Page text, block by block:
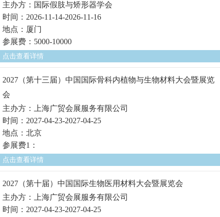
主办方：国际假肢与矫形器学会
时间：2026-11-14-2026-11-16
地点：厦门
参展费：5000-10000
点击查看详情
2027（第十三届）中国国际骨科内植物与生物材料大会暨展览
会
主办方：上海广贸会展服务有限公司
时间：2027-04-23-2027-04-25
地点：北京
参展费1：
点击查看详情
2027（第十届）中国国际生物医用材料大会暨展览会
主办方：上海广贸会展服务有限公司
时间：2027-04-23-2027-04-25